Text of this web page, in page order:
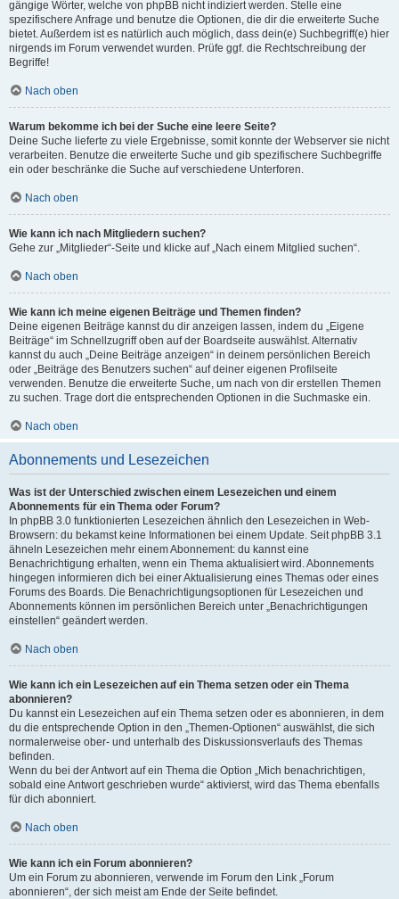
gängige Wörter, welche von phpBB nicht indiziert werden. Stelle eine
spezifischere Anfrage und benutze die Optionen, die dir die erweiterte Suche
bietet. Außerdem ist es natürlich auch möglich, dass dein(e) Suchbegriff(e) hier
nirgends im Forum verwendet wurden. Prüfe ggf. die Rechtschreibung der
Begriffe!
Nach oben
Warum bekomme ich bei der Suche eine leere Seite?
Deine Suche lieferte zu viele Ergebnisse, somit konnte der Webserver sie nicht
verarbeiten. Benutze die erweiterte Suche und gib spezifischere Suchbegriffe
ein oder beschränke die Suche auf verschiedene Unterforen.
Nach oben
Wie kann ich nach Mitgliedern suchen?
Gehe zur „Mitglieder“-Seite und klicke auf „Nach einem Mitglied suchen“.
Nach oben
Wie kann ich meine eigenen Beiträge und Themen finden?
Deine eigenen Beiträge kannst du dir anzeigen lassen, indem du „Eigene
Beiträge“ im Schnellzugriff oben auf der Boardseite auswählst. Alternativ
kannst du auch „Deine Beiträge anzeigen“ in deinem persönlichen Bereich
oder „Beiträge des Benutzers suchen“ auf deiner eigenen Profilseite
verwenden. Benutze die erweiterte Suche, um nach von dir erstellen Themen
zu suchen. Trage dort die entsprechenden Optionen in die Suchmaske ein.
Nach oben
Abonnements und Lesezeichen
Was ist der Unterschied zwischen einem Lesezeichen und einem
Abonnements für ein Thema oder Forum?
In phpBB 3.0 funktionierten Lesezeichen ähnlich den Lesezeichen in Web-
Browsern: du bekamst keine Informationen bei einem Update. Seit phpBB 3.1
ähneln Lesezeichen mehr einem Abonnement: du kannst eine
Benachrichtigung erhalten, wenn ein Thema aktualisiert wird. Abonnements
hingegen informieren dich bei einer Aktualisierung eines Themas oder eines
Forums des Boards. Die Benachrichtigungsoptionen für Lesezeichen und
Abonnements können im persönlichen Bereich unter „Benachrichtigungen
einstellen“ geändert werden.
Nach oben
Wie kann ich ein Lesezeichen auf ein Thema setzen oder ein Thema
abonnieren?
Du kannst ein Lesezeichen auf ein Thema setzen oder es abonnieren, in dem
du die entsprechende Option in den „Themen-Optionen“ auswählst, die sich
normalerweise ober- und unterhalb des Diskussionsverlaufs des Themas
befinden.
Wenn du bei der Antwort auf ein Thema die Option „Mich benachrichtigen,
sobald eine Antwort geschrieben wurde“ aktivierst, wird das Thema ebenfalls
für dich abonniert.
Nach oben
Wie kann ich ein Forum abonnieren?
Um ein Forum zu abonnieren, verwende im Forum den Link „Forum
abonnieren“, der sich meist am Ende der Seite befindet.